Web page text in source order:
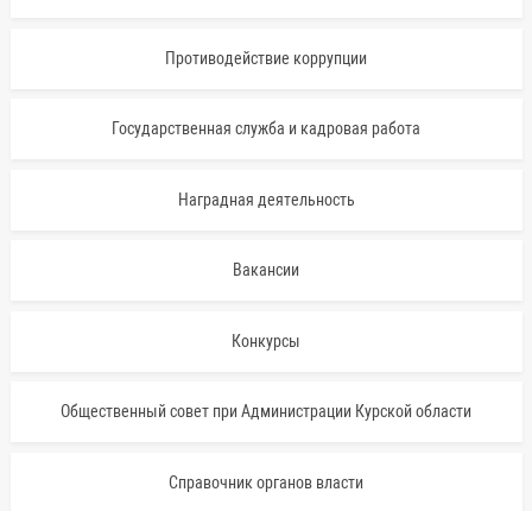
Противодействие коррупции
Государственная служба и кадровая работа
Наградная деятельность
Вакансии
Конкурсы
Общественный совет при Администрации Курской области
Справочник органов власти